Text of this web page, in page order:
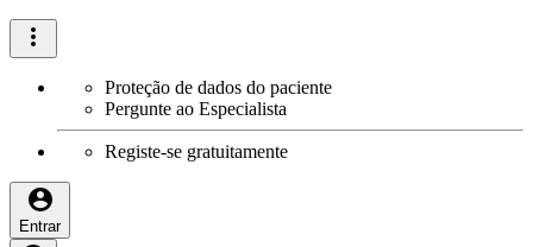
Proteção de dados do paciente
Pergunte ao Especialista
Registe-se gratuitamente
Entrar